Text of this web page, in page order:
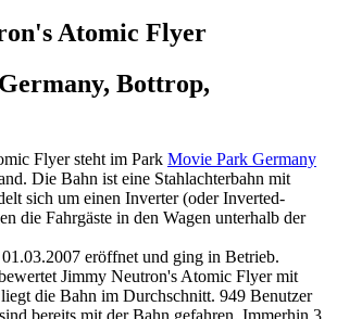
Atomic Flyer
Bottrop,
Flyer steht im Park Movie Park Germany
Die Bahn ist eine Stahlachterbahn mit
sich um einen Inverter (oder Inverted-
die Fahrgäste in den Wagen unterhalb der
eröffnet und ging in Betrieb.
Jimmy Neutron's Atomic Flyer mit
die Bahn im Durchschnitt. 949 Benutzer
bereits mit der Bahn gefahren. Immerhin 3